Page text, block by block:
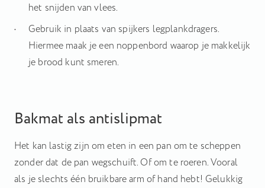
het snijden van vlees.
Gebruik in plaats van spijkers legplankdragers.
Hiermee maak je een noppenbord waarop je makkelijk
je brood kunt smeren.
Bakmat als antislipmat
Het kan lastig zijn om eten in een pan om te scheppen
zonder dat de pan wegschuift. Of om te roeren. Vooral
als je slechts één bruikbare arm of hand hebt! Gelukkig